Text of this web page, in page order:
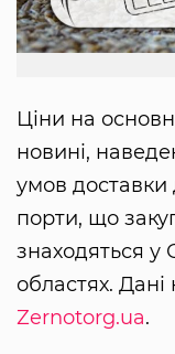
Ціни на
новині,
умов доставки
порти, що
знаходяться у
областях.
Zernotorg.ua.